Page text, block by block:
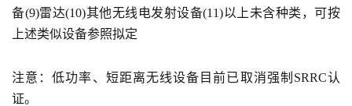
备(9)雷达(10)其他无线电发射设备(11)以上未含种类，可按
上述类似设备参照拟定
注意：低功率、短距离无线设备目前已取消强制SRRC认
证。